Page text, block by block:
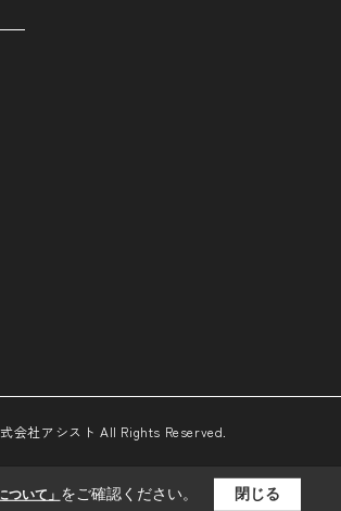
会社アシスト All Rights Reserved.
いて」 をご確認ください。 閉じる